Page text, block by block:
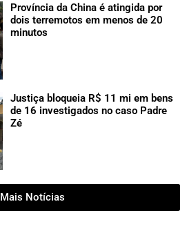
Província da China é atingida por
dois terremotos em menos de 20
minutos
Justiça bloqueia R$ 11 mi em bens
de 16 investigados no caso Padre
Zé
Mais Notícias